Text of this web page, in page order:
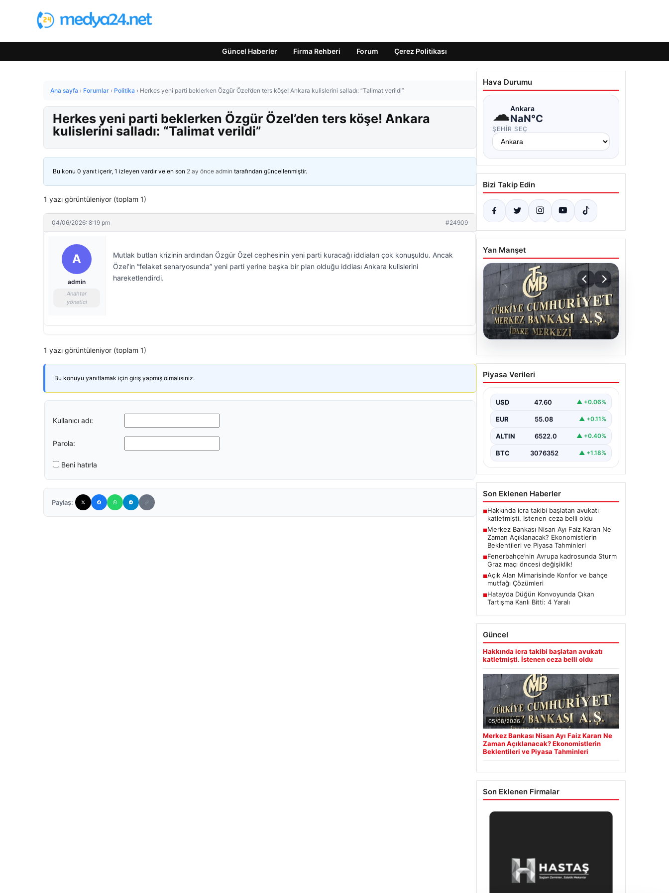
Güncel Haberler Firma Rehberi Forum Çerez Politikası
Ana sayfa › Forumlar › Politika › Herkes yeni parti beklerken Özgür Özel’den ters köşe! Ankara kulislerini salladı: “Talimat verildi”
Herkes yeni parti beklerken Özgür Özel’den ters köşe! Ankara
kulislerini salladı: “Talimat verildi”
Bu konu 0 yanıt içerir, 1 izleyen vardır ve en son 2 ay önce admin tarafından güncellenmiştir.
1 yazı görüntüleniyor (toplam 1)
04/06/2026: 8:19 pm #24909
A
admin
Anahtar
yönetici
Mutlak butlan krizinin ardından Özgür Özel cephesinin yeni parti kuracağı iddiaları çok konuşuldu. Ancak
Özel’in “felaket senaryosunda” yeni parti yerine başka bir plan olduğu iddiası Ankara kulislerini
hareketlendirdi.
1 yazı görüntüleniyor (toplam 1)
Bu konuyu yanıtlamak için giriş yapmış olmalısınız.
Kullanıcı adı:
Parola:
Beni hatırla
Paylaş:
Hava Durumu
☁Ankara
NaN°C
ŞEHIR SEÇ
Bizi Takip Edin
Yan Manşet
Merkez Bankası Nisan Ayı
Faiz Kararı Ne Zaman
Ekonomistlerin
Beklentileri ve Piyasa
Türkiye Cumhuriyet Merkez Bankası
ayı faiz kararını belirlemek üzere…
Piyasa Verileri
USD 47.60 ▲ +0.06%
EUR 55.08 ▲ +0.11%
ALTIN 6522.0 ▲ +0.40%
BTC 3076352 ▲ +1.18%
Son Eklenen Haberler
■Hakkında icra takibi başlatan avukatı
katletmişti. İstenen ceza belli oldu
■Merkez Bankası Nisan Ayı Faiz Kararı Ne
Zaman Açıklanacak? Ekonomistlerin
Beklentileri ve Piyasa Tahminleri
■Fenerbahçe’nin Avrupa kadrosunda Sturm
Graz maçı öncesi değişiklik!
■Açık Alan Mimarisinde Konfor ve bahçe
mutfağı Çözümleri
■Hatay’da Düğün Konvoyunda Çıkan
Tartışma Kanlı Bitti: 4 Yaralı
Güncel
Hakkında icra takibi başlatan avukatı
katletmişti. İstenen ceza belli oldu
05/08/2026
Merkez Bankası Nisan Ayı Faiz Kararı Ne
Zaman Açıklanacak? Ekonomistlerin
Beklentileri ve Piyasa Tahminleri
Son Eklenen Firmalar